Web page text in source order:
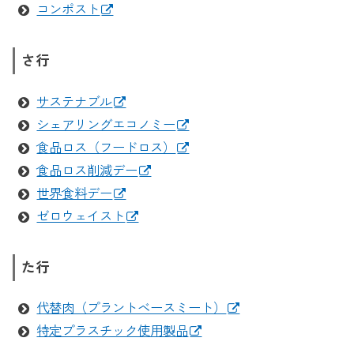
コンポスト
さ行
サステナブル
シェアリングエコノミー
食品ロス（フードロス）
食品ロス削減デー
世界食料デー
ゼロウェイスト
た行
代替肉（プラントベースミート）
特定プラスチック使用製品